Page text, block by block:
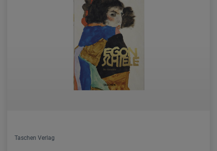
Taschen Verlag